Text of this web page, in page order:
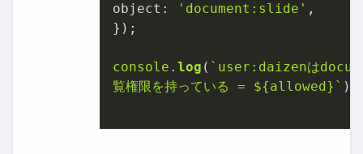
object : 'document:slide' ,
});
console . log ( `user:daizenは
覧権限を持っている = ${allowed} ` );